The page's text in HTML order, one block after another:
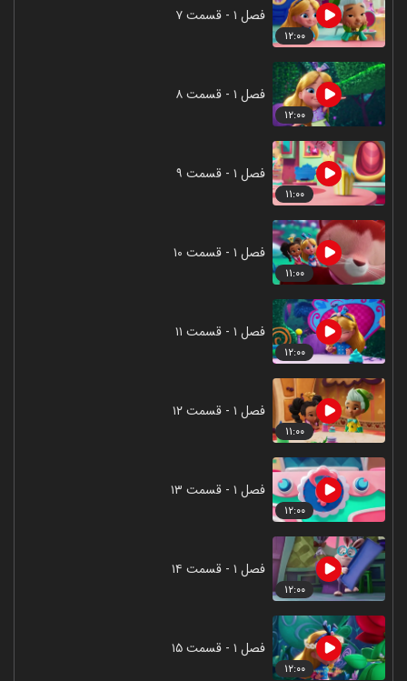
۱۲:۰۰
فصل ۱ - قسمت ۷
۱۲:۰۰
فصل ۱ - قسمت ۸
۱۱:۰۰
فصل ۱ - قسمت ۹
۱۱:۰۰
فصل ۱ - قسمت ۱۰
۱۲:۰۰
فصل ۱ - قسمت ۱۱
۱۱:۰۰
فصل ۱ - قسمت ۱۲
۱۲:۰۰
فصل ۱ - قسمت ۱۳
۱۲:۰۰
فصل ۱ - قسمت ۱۴
۱۲:۰۰
فصل ۱ - قسمت ۱۵